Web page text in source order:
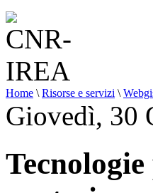
Home \ Risorse e servizi \
Giovedì, 30